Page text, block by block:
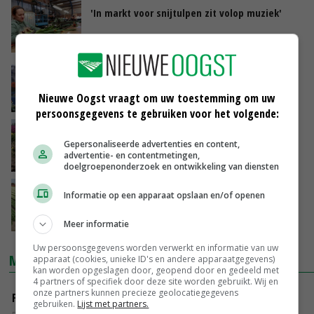
'In markt voor snijtulpen zit volop muziek'
Rabobank ziet grote groeipotentie voor
18-05-2018
24-04-2018
Tulpenveld Ens inspireert
18-04-2018
MARKTPRIJZEN
Fritesgeschikt NL Du Be
Nieuwe Oogst vraagt om uw toestemming om uw
persoonsgegevens te gebruiken voor het volgende:
Gepersonaliseerde advertenties en content,
advertentie- en contentmetingen,
doelgroepenonderzoek en ontwikkeling van diensten
Informatie op een apparaat opslaan en/of openen
Meer informatie
Uw persoonsgegevens worden verwerkt en informatie van uw
apparaat (cookies, unieke ID's en andere apparaatgegevens)
kan worden opgeslagen door, geopend door en gedeeld met
4 partners of specifiek door deze site worden gebruikt. Wij en
onze partners kunnen precieze geolocatiegegevens
gebruiken. Lijst met partners.